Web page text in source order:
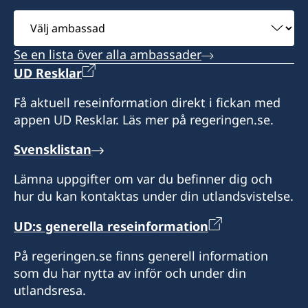
Northern Ireland
Konsulatet täcker följande områden: Antrim,
Armagh, Down, Fermanagh, Londonderry och
Tyrone
På detta konsulat kan du hämta pass.
Öppettider: enligt överenskommelse
Honorärkonsul
David Clarke
Assistent
Karen Patterson
och Faversham)
Öppettider: enligt överenskommelse
Honorärkonsul
James Ryeland
Outer Hebrides
På detta konsulat kan du hämta pass.
Öppettider: enligt överenskommelse
Telefontid: tisdag och torsdag 09:00 – 14:00
Honorärkonsul
Mike Christopherson
Öppettider: 09:00 – 17:00
Honorärkonsul
George Gaggero
Assistent
Maria Jesus Lyon
Mariner House
Trondheim Way
Stallingborough
Immingham
North East Lincolnshire DN41 8FD
Konsulatet täcker följande områden:
Humberside, Lincolnshire and
Nottinghamshire, Durham, Northumberland
and Tyne and Wear, Cleveland and North
Yorkshire (norr om en linje mellan Hawes och
Scarborough)
Öppettider: enligt överenskommelse
Honorärkonsul
Camilla Carlbom Flinn
Välj
ambassad
Se en lista över alla ambassader
UD Resklar
Få aktuell reseinformation direkt i fickan med
appen UD Resklar. Läs mer på regeringen.se.
Svensklistan
Lämna uppgifter om var du befinner dig och
hur du kan kontaktas under din utlandsvistelse.
UD:s generella reseinformation
På regeringen.se finns generell information
som du har nytta av inför och under din
utlandsresa.